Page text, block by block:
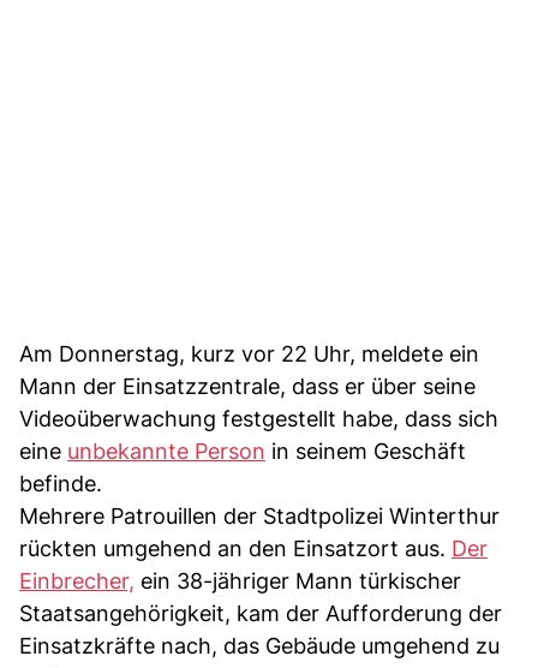
Am Donnerstag, kurz vor 22 Uhr, meldete ein
Mann der Einsatzzentrale, dass er über seine
Videoüberwachung festgestellt habe, dass sich
eine unbekannte Person in seinem Geschäft
befinde.
Mehrere Patrouillen der Stadtpolizei Winterthur
rückten umgehend an den Einsatzort aus. Der
Einbrecher, ein 38-jähriger Mann türkischer
Staatsangehörigkeit, kam der Aufforderung der
Einsatzkräfte nach, das Gebäude umgehend zu